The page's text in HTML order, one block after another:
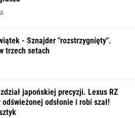
- Sznajder "rozstrzygnięty".
trzech setach
japońskiej precyzji. Lexus RZ
odświeżonej odsłonie i robi szał!